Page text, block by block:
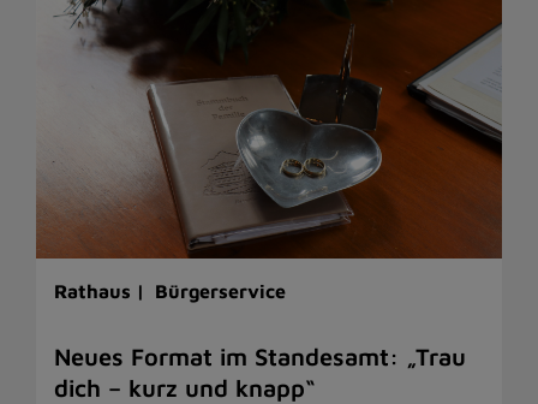
Rathaus | Bürgerservice
Neues Format im Standesamt: „Trau
dich – kurz und knapp“